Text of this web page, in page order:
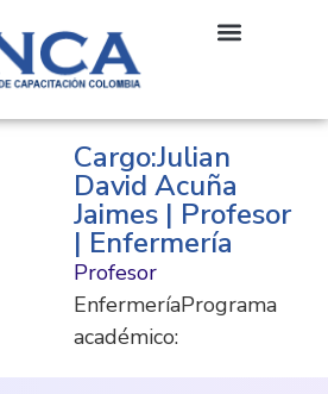
Cargo:Julian
David Acuña
Jaimes | Profesor
| Enfermería
Profesor
EnfermeríaPrograma
académico: